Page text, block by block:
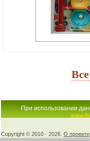
При использовании
Copyright © 2010 - 2026. О проекте